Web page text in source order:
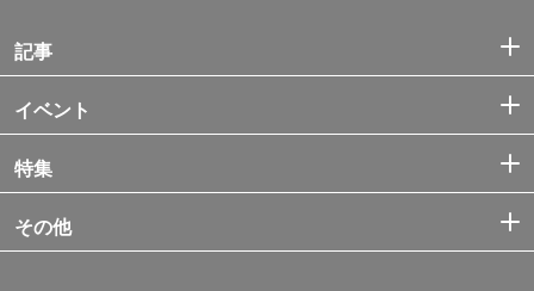
記事
イベント
特集
その他